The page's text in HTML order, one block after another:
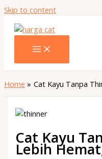
Skip to content
Home Cat Kayu Tanpa
Cat Kayu
Lebih